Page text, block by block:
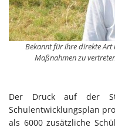
Bekannt für ihre direkte
Maßnahmen zu
Der Druck auf der
Schulentwicklungsplan
als 6000 zusätzliche